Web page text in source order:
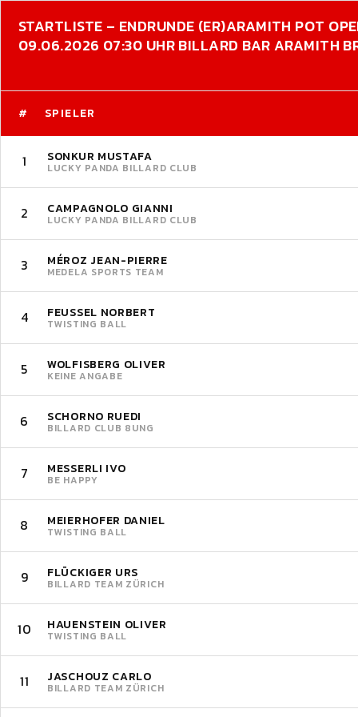
STARTLISTE – ENDRUNDE (ER)ARAMITH POT
09.06.2026 07:30 UHR BILLARD BAR ARAMITH
# SPIELER
1 SONKUR MUSTAFA
LUCKY PANDA BILLARD CLUB
2 CAMPAGNOLO GIANNI
LUCKY PANDA BILLARD CLUB
3 MÉROZ JEAN-PIERRE
MEDELA SPORTS TEAM
4 FEUSSEL NORBERT
TWISTING BALL
5 WOLFISBERG OLIVER
KEINE ANGABE
6 SCHORNO RUEDI
BILLARD CLUB 8UNG
7 MESSERLI IVO
BE HAPPY
8 MEIERHOFER DANIEL
TWISTING BALL
9 FLÜCKIGER URS
BILLARD TEAM ZÜRICH
10 HAUENSTEIN OLIVER
TWISTING BALL
11 JASCHOUZ CARLO
BILLARD TEAM ZÜRICH